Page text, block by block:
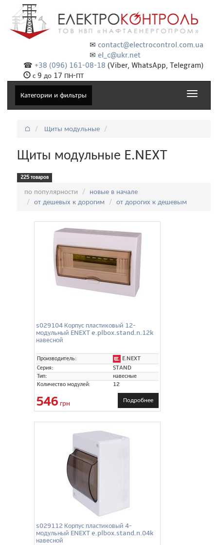
✉ contact@electrocontrol.com.ua
✉ el_c@ukr.net
☎ +38 (096) 161-08-18 (Viber, WhatsApp, Telegram)
с 9 до 17 ПН-ПТ
Категории и фильтры
Toggle
⌂ Щиты модульные
Щиты модульные E.NEXT
225 товаров
по популярности
новые в начале
от дешевых к дорогим
от дорогих к дешевым
s029104 Корпус пластиковый 12-
модульный ENEXT e.plbox.stand.n.12k
навесной
Производитель:
E.NEXT
Серия:
STAND
Тип:
навесные
Количество модулей:
12
546 грн Подробнее
s029112 Корпус пластиковый 4-
модульный ENEXT e.plbox.stand.n.04k
навесной